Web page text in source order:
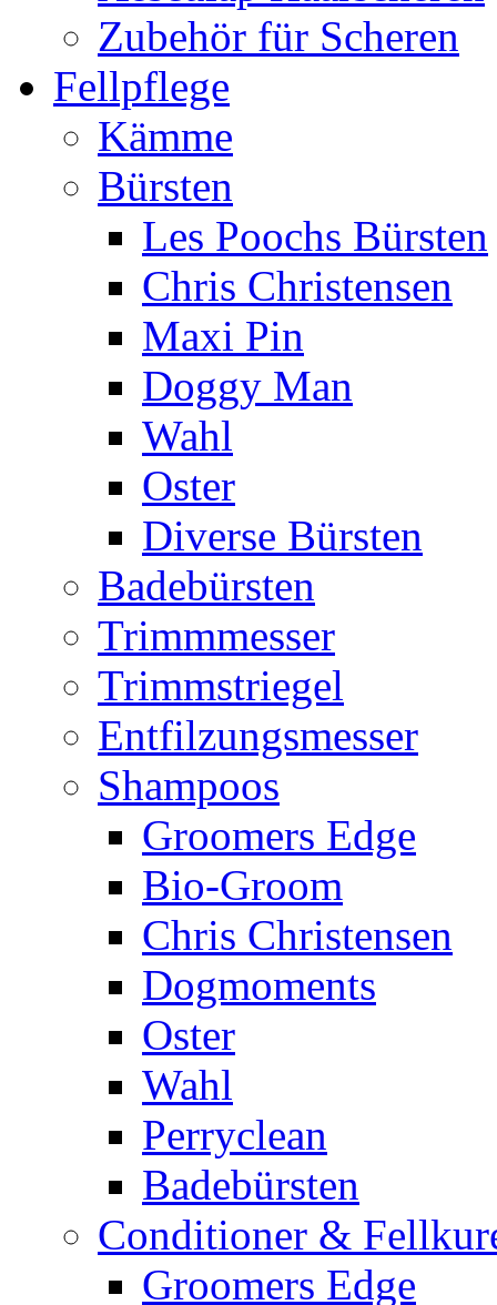
Zubehör für Scheren
Fellpflege
Kämme
Bürsten
Les Poochs Bürsten
Chris Christensen
Maxi Pin
Doggy Man
Wahl
Oster
Diverse Bürsten
Badebürsten
Trimmmesser
Trimmstriegel
Entfilzungsmesser
Shampoos
Groomers Edge
Bio-Groom
Chris Christensen
Dogmoments
Oster
Wahl
Perryclean
Badebürsten
Conditioner &
Groomers Edge